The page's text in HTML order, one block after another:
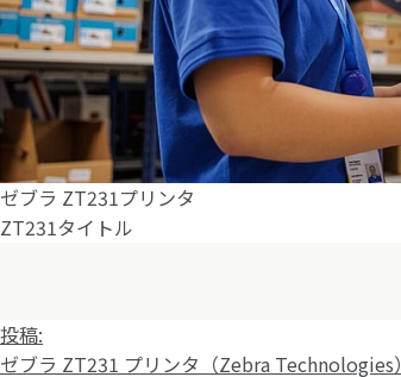
ゼブラ ZT231プリンタ
ZT231タイトル
投
稿
投稿:
ゼブラ ZT231 プリンタ（Zebra Technologies）